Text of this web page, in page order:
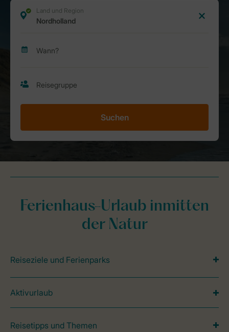
Suchen
Ferienhaus-Urlaub inmitten
der Natur
Reiseziele und Ferienparks
Aktivurlaub
Reisetipps und Themen